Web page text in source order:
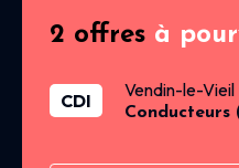
2 offres à
CDI Vendin-le-Vieil
Conducteurs